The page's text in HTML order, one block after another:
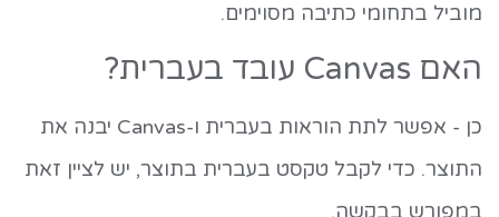
מוביל בתחומי כתיבה מסוימים.
האם Canvas עובד בעברית?
כן - אפשר לתת הוראות בעברית ו-Canvas יבנה את
התוצר. כדי לקבל טקסט בעברית בתוצר, יש לציין זאת
במפורש בבקשה.